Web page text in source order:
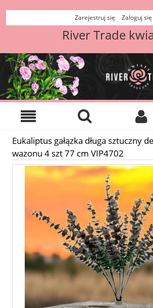
Zarejestruj się Zaloguj się
River Trade
Eukaliptus gałązka długa sztuczny
wazonu 4 szt 77 cm VIP4702